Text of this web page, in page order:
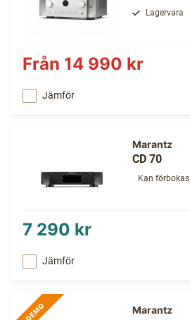
Lagervara
Från 14 990 kr
Jämför
Marantz
CD 70
Kan förbokas
7 290 kr
Jämför
Marantz